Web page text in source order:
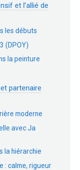
et l’allié de
les débuts
(DPOY)
la peinture
partenaire
moderne
avec Ja
la hiérarchie
: calme, rigueur